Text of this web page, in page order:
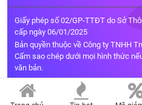
Giấy phép số 02/GP-TTĐT do Sở
cấp ngày 06/01/2025
Bản quyền thuộc về Công ty TNHH
Cấm sao chép dưới mọi hình thức
văn bản.